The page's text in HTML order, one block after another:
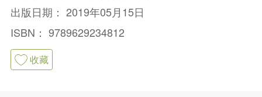
出版日期： 2019年05月15日
ISBN： 9789629234812
收藏